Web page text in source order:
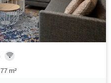
77 m²